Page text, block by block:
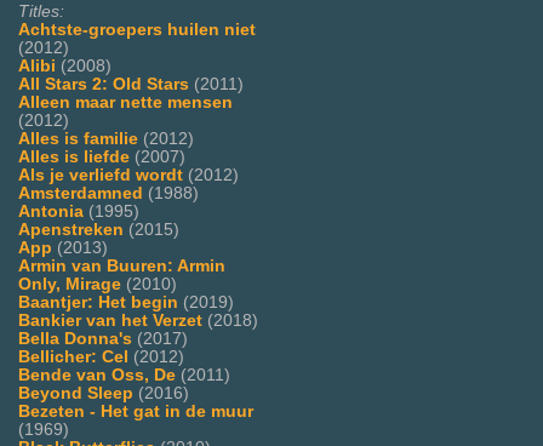
Titles:
Achtste-groepers huilen niet
(2012)
Alibi (2008)
All Stars 2: Old Stars (2011)
Alleen maar nette mensen
(2012)
Alles is familie (2012)
Alles is liefde (2007)
Als je verliefd wordt (2012)
Amsterdamned (1988)
Antonia (1995)
Apenstreken (2015)
App (2013)
Armin van Buuren: Armin
Only, Mirage (2010)
Baantjer: Het begin (2019)
Bankier van het Verzet (2018)
Bella Donna's (2017)
Bellicher: Cel (2012)
Bende van Oss, De (2011)
Beyond Sleep (2016)
Bezeten - Het gat in de muur
(1969)